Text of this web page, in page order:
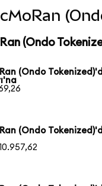
(Ondo
(Ondo
(Ondo